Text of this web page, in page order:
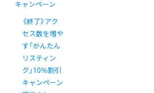
キャンペーン
《終了》アク
セス数を増や
す「かんたん
リスティン
グ」10％割引
キャンペーン